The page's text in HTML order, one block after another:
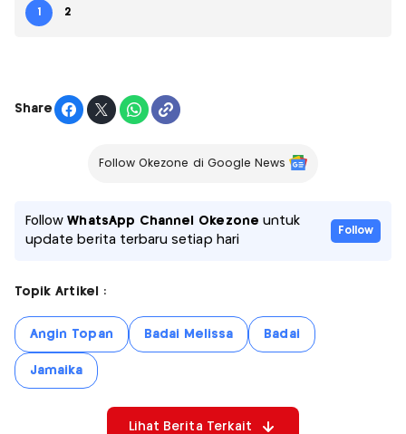
1 2
Share
Follow Okezone di Google News
FollowWhatsApp Channel Okezone untuk
update berita terbaru setiap hari
Follow
Topik Artikel :
Angin Topan Badai Melissa Badai
Jamaika
Lihat Berita Terkait